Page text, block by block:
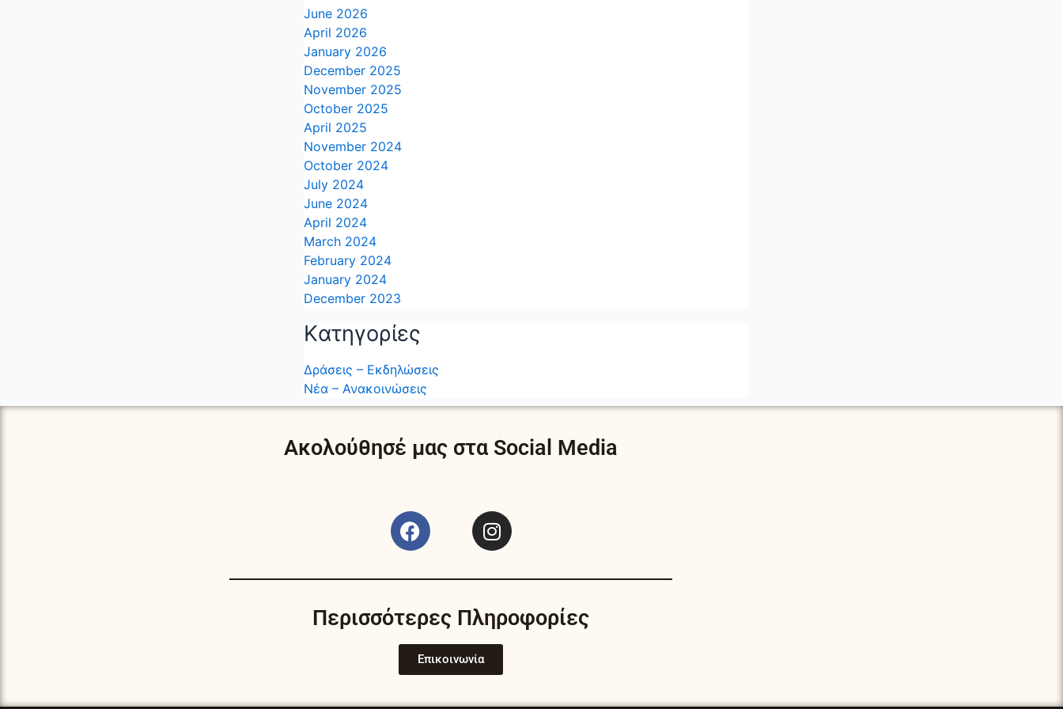
June 2026
April 2026
January 2026
December 2025
November 2025
October 2025
April 2025
November 2024
October 2024
July 2024
June 2024
April 2024
March 2024
February 2024
January 2024
December 2023
Kατηγορίες
Δράσεις – Εκδηλώσεις
Νέα – Ανακοινώσεις
Ακολούθησέ μας στα Social Media
F
a
e
o
o
k
I
n
t
g
r
m
Περισσότερες Πληροφορίες
Επικοινωνία